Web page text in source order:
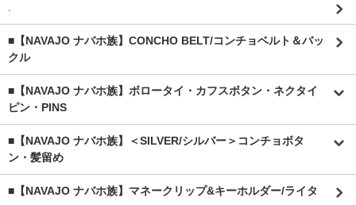
■【NAVAJO ナバホ族】CONCHO BELT/コンチョベルト＆バッ
クル
■【NAVAJO ナバホ族】ボロータイ・カフスボタン・ネクタイ
ピン・PINS
■【NAVAJO ナバホ族】＜SILVER/シルバー＞コンチョボタ
ン・髪留め
■【NAVAJO ナバホ族】マネークリップ&キーホルダー/ライタ